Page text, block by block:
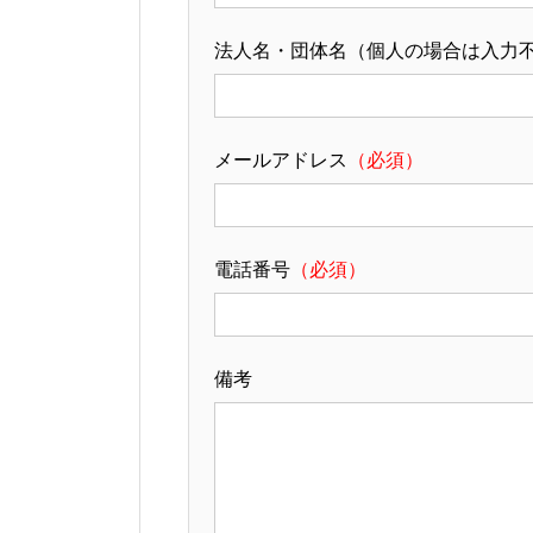
法人名・団体名（個人の場合は入力
メールアドレス （必須）
電話番号 （必須）
備考